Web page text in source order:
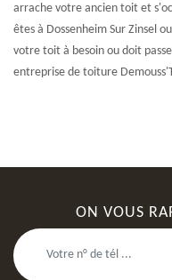
arrache votre ancien toit et
êtes à Dossenheim Sur Zinsel
votre toit à besoin ou doit
entreprise de toiture
ON VOUS